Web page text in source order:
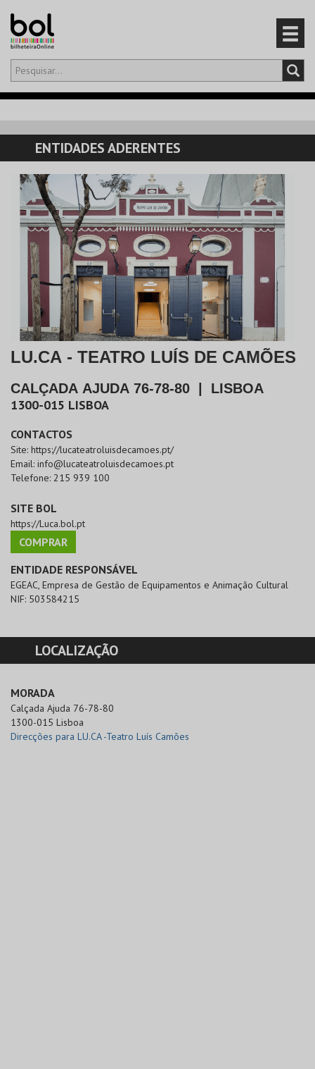
Olá,iniciar sessão
CARRINHO
EVENTOS
CARTÕES
PRODUTOS
ENTIDADES ADERENTES
LU.CA - TEATRO LUÍS DE CAMÕES
CALÇADA AJUDA 76-78-80 LISBOA
1300-015 LISBOA
CONTACTOS
Site: https://lucateatroluisdecamoes.pt/
Email: info@lucateatroluisdecamoes.pt
Telefone: 215 939 100
SITE BOL
https://Luca.bol.pt
COMPRAR
ENTIDADE RESPONSÁVEL
EGEAC, Empresa de Gestão de Equipamentos e Animação Cultural
NIF: 503584215
LOCALIZAÇÃO
MORADA
Calçada Ajuda 76-78-80
1300-015 Lisboa
Direcções para LU.CA -Teatro Luís Camões